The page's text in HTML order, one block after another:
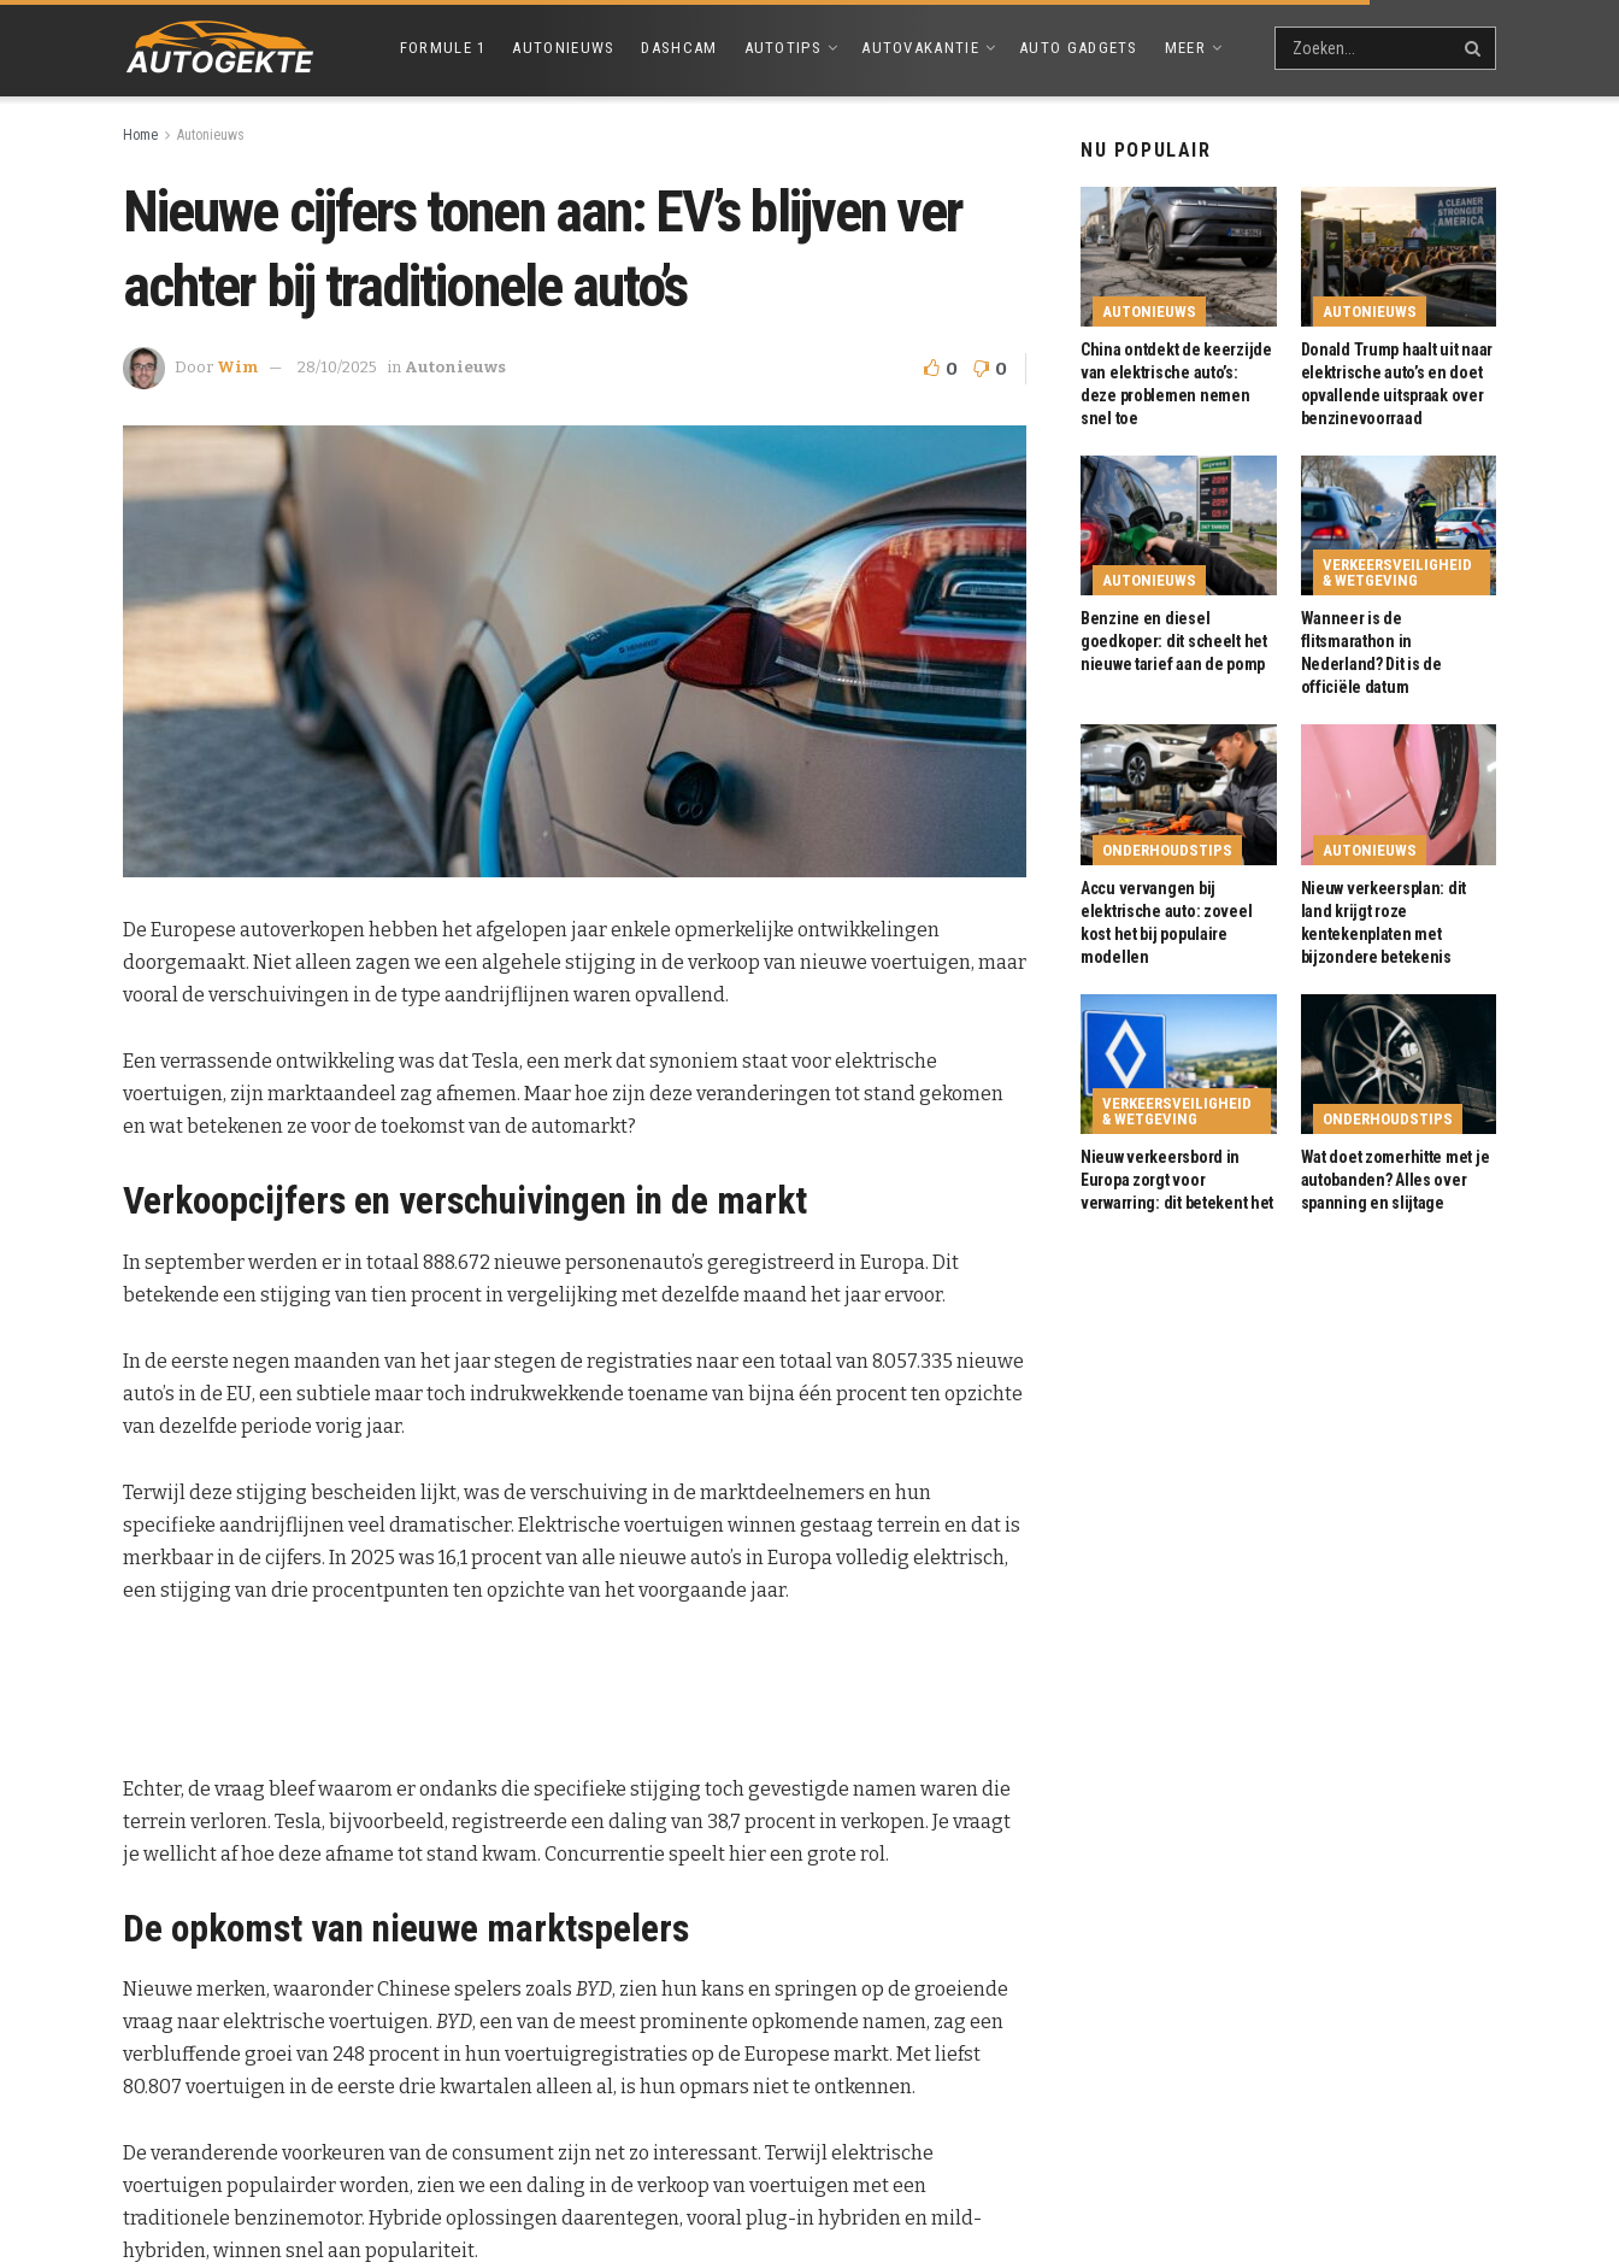
FORMULE 1 AUTONIEUWS DASHCAM AUTOTIPS AUTOVAKANTIE AUTO GADGETS MEER
Home Autonieuws
Nieuwe cijfers tonen aan: EV’s blijven ver
achter bij traditionele auto’s
Door Wim 28/10/2025 in Autonieuws 0 0
De Europese autoverkopen hebben het afgelopen jaar enkele opmerkelijke ontwikkelingen
doorgemaakt. Niet alleen zagen we een algehele stijging in de verkoop van nieuwe voertuigen, maar
vooral de verschuivingen in de type aandrijflijnen waren opvallend.
Een verrassende ontwikkeling was dat Tesla, een merk dat synoniem staat voor elektrische
voertuigen, zijn marktaandeel zag afnemen. Maar hoe zijn deze veranderingen tot stand gekomen
en wat betekenen ze voor de toekomst van de automarkt?
Verkoopcijfers en verschuivingen in de markt
In september werden er in totaal 888.672 nieuwe personenauto’s geregistreerd in Europa. Dit
betekende een stijging van tien procent in vergelijking met dezelfde maand het jaar ervoor.
In de eerste negen maanden van het jaar stegen de registraties naar een totaal van 8.057.335 nieuwe
auto’s in de EU, een subtiele maar toch indrukwekkende toename van bijna één procent ten opzichte
van dezelfde periode vorig jaar.
Terwijl deze stijging bescheiden lijkt, was de verschuiving in de marktdeelnemers en hun
specifieke aandrijflijnen veel dramatischer. Elektrische voertuigen winnen gestaag terrein en dat is
merkbaar in de cijfers. In 2025 was 16,1 procent van alle nieuwe auto’s in Europa volledig elektrisch,
een stijging van drie procentpunten ten opzichte van het voorgaande jaar.
Echter, de vraag bleef waarom er ondanks die specifieke stijging toch gevestigde namen waren die
terrein verloren. Tesla, bijvoorbeeld, registreerde een daling van 38,7 procent in verkopen. Je vraagt
je wellicht af hoe deze afname tot stand kwam. Concurrentie speelt hier een grote rol.
De opkomst van nieuwe marktspelers
Nieuwe merken, waaronder Chinese spelers zoals BYD, zien hun kans en springen op de groeiende
vraag naar elektrische voertuigen. BYD, een van de meest prominente opkomende namen, zag een
verbluffende groei van 248 procent in hun voertuigregistraties op de Europese markt. Met liefst
80.807 voertuigen in de eerste drie kwartalen alleen al, is hun opmars niet te ontkennen.
De veranderende voorkeuren van de consument zijn net zo interessant. Terwijl elektrische
voertuigen populairder worden, zien we een daling in de verkoop van voertuigen met een
traditionele benzinemotor. Hybride oplossingen daarentegen, vooral plug-in hybriden en mild-
hybriden, winnen snel aan populariteit.
NU POPULAIR
AUTONIEUWS
China ontdekt de keerzijde
van elektrische auto’s:
deze problemen nemen
snel toe
AUTONIEUWS
Donald Trump haalt uit naar
elektrische auto’s en doet
opvallende uitspraak over
benzinevoorraad
AUTONIEUWS
Benzine en diesel
goedkoper: dit scheelt het
nieuwe tarief aan de pomp
VERKEERSVEILIGHEID
& WETGEVING
Wanneer is de
flitsmarathon in
Nederland? Dit is de
officiële datum
ONDERHOUDSTIPS
Accu vervangen bij
elektrische auto: zoveel
kost het bij populaire
modellen
AUTONIEUWS
Nieuw verkeersplan: dit
land krijgt roze
kentekenplaten met
bijzondere betekenis
VERKEERSVEILIGHEID
& WETGEVING
Nieuw verkeersbord in
Europa zorgt voor
verwarring: dit betekent het
ONDERHOUDSTIPS
Wat doet zomerhitte met je
autobanden? Alles over
spanning en slijtage